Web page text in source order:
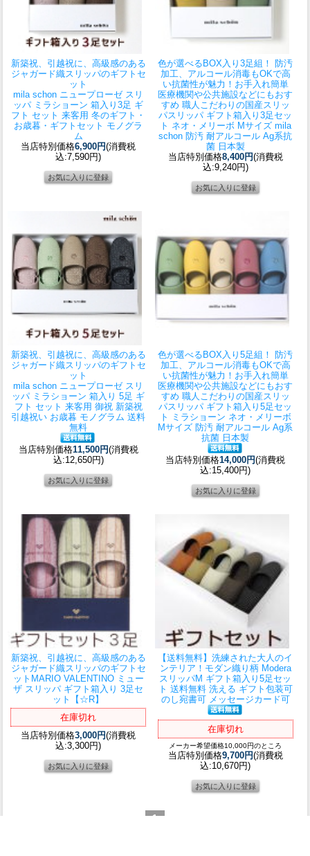
新築祝、引越祝に、高級感のある
ジャガード織スリッパのギフトセ
ット
mila schon ニュープローゼ スリ
ッパ ミラショーン 箱入り3足 ギ
フト セット 来客用 冬のギフト・
お歳暮・ギフトセット モノグラ
ム
当店特別価格6,900円(消費税
込:7,590円)
色が選べるBOX入り3足組！ 防汚
加工、アルコール消毒もOKで高
い抗菌性が魅力！お手入れ簡単
医療機関や公共施設などにもおす
すめ 職人こだわりの国産スリッ
パスリッパ ギフト箱入り3足セッ
ト ネオ・メリーボ Mサイズ mila
schon 防汚 耐アルコール Ag系抗
菌 日本製
当店特別価格8,400円(消費税
込:9,240円)
新築祝、引越祝に、高級感のある
ジャガード織スリッパのギフトセ
ット
mila schon ニュープローゼ スリ
ッパ ミラショーン 箱入り 5足 ギ
フト セット 来客用 御祝 新築祝
引越祝い お歳暮 モノグラム 送料
無料
当店特別価格11,500円(消費税
込:12,650円)
色が選べるBOX入り5足組！ 防汚
加工、アルコール消毒もOKで高
い抗菌性が魅力！お手入れ簡単
医療機関や公共施設などにもおす
すめ 職人こだわりの国産スリッ
パスリッパ ギフト箱入り5足セッ
ト ミラショーン ネオ・メリーボ
Mサイズ 防汚 耐アルコール Ag系
抗菌 日本製
当店特別価格14,000円(消費税
込:15,400円)
新築祝、引越祝に、高級感のある
ジャガード織スリッパのギフトセ
ット MARIO VALENTINO ミュー
ザ スリッパ ギフト箱入り 3足セ
ット【☆R】
在庫切れ
当店特別価格3,000円(消費税
込:3,300円)
【送料無料】洗練された大人のイ
ンテリア！ モダン織り柄 Modera
スリッパM ギフト箱入り5足セッ
ト 送料無料 洗える ギフト包装可
のし宛書可 メッセージカード可
在庫切れ
メーカー希望価格10,000円のところ
当店特別価格9,700円(消費税
込:10,670円)
1